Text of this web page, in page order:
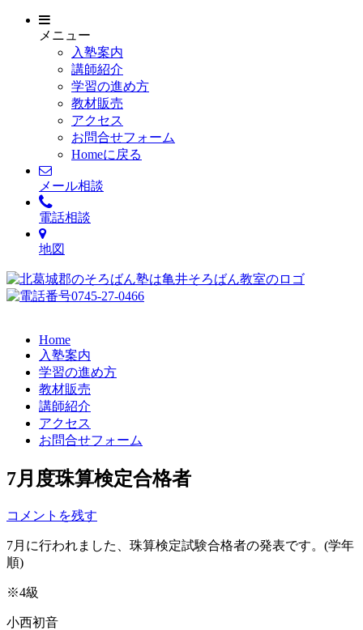
メニュー
入塾案内
講師紹介
学習の進め方
教材販売
アクセス
お問合せフォーム
Homeに戻る
メール相談
電話相談
地図
Home
入塾案内
学習の進め方
教材販売
講師紹介
アクセス
お問合せフォーム
7月度珠算検定合格者
コメントを残す
7月に行われました、珠算検定試験合格者の発表です。(学年
順)
※4級
小西初音